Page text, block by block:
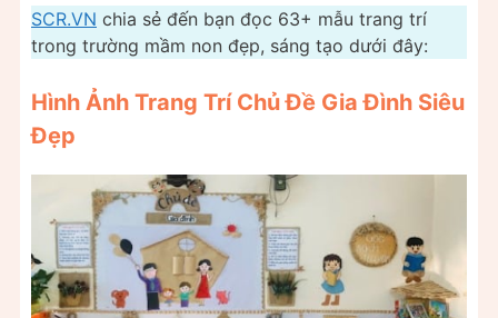
SCR.VN chia sẻ đến bạn đọc 63+ mẫu trang trí
trong trường mầm non đẹp, sáng tạo dưới đây:
Hình Ảnh Trang Trí Chủ Đề Gia Đình Siêu
Đẹp